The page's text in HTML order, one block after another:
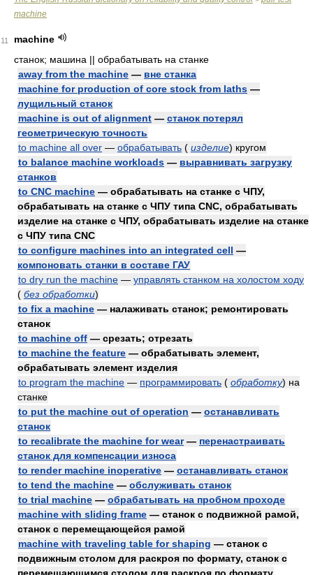
machine
11
machine
станок; машина || обрабатывать на станке
away from the machine — вне станка
machine for production of core stock from laths —
лущильный станок
machine is out of alignment — станок потерял
геометрическую точность
to machine all over — обрабатывать ( изделие) кругом
to balance machine workloads — выравнивать загрузку
станков
to CNC machine — обрабатывать на станке с ЧПУ,
обрабатывать на станке с ЧПУ типа CNC, обрабатывать
изделие на станке с ЧПУ, обрабатывать изделие на станке
с ЧПУ типа CNC
to configure machines into an integrated cell —
компоновать станки в составе ГАУ
to dry run the machine — управлять станком на холостом ходу
( без обработки)
to fix a machine — налаживать станок; ремонтировать
станок
to machine off — срезать; отрезать
to machine the feature — обрабатывать элемент,
обрабатывать элемент изделия
to program the machine — программировать ( обработку) на
станке
to put the machine out of operation — останавливать
станок
to recalibrate the machine for wear— перенастраивать
станок для компенсации износа
to render machine inoperative — останавливать станок
to tend the machine — обслуживать станок
to trial machine — обрабатывать на пробном проходе
machine with sliding frame — станок с подвижной рамой,
станок с перемещающейся рамой
machine with traveling table for shaping — станок с
подвижным столом для раскроя по формату, станок с